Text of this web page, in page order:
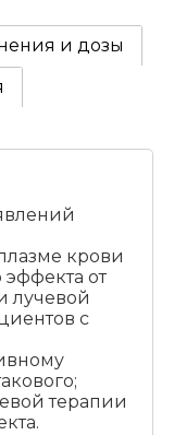
и дозы
крови
эффекта от
лучевой
с
терапии